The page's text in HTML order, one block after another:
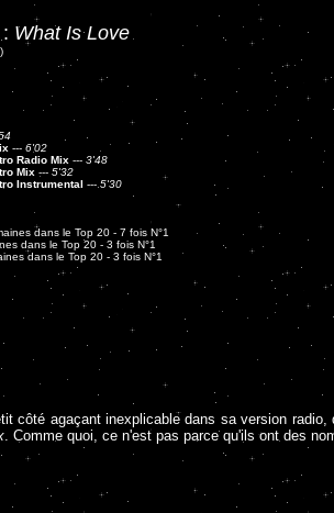
What Is Love
--- 6'02
Radio Mix --- 3'48
Mix --- 5'32
Instrumental --- 5'30
dans le Top 20 - 7 fois N°1
dans le Top 20 - 3 fois N°1
dans le Top 20 - 3 fois N°1
côté agaçant inexplicable dans sa version
. Comme quoi, ce n'est pas parce qu'ils ont des